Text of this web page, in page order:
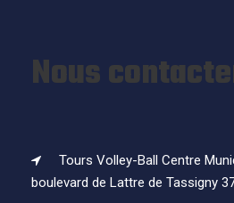
Nous
Tours Volley-Ball Centre
boulevard de Lattre de Tassigny